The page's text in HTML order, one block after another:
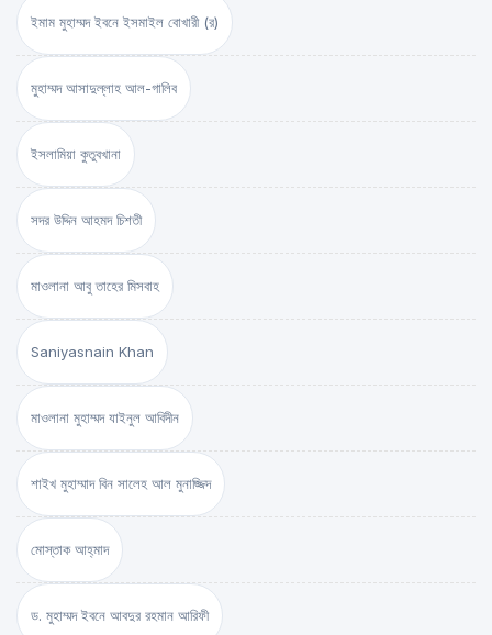
ইমাম মুহাম্মদ ইবনে ইসমাইল বোখারী (র)
মুহাম্মদ আসাদুল্লাহ আল-গালিব
ইসলামিয়া কুতুবখানা
সদর উদ্দিন আহমদ চিশতী
মাওলানা আবু তাহের মিসবাহ
Saniyasnain Khan
মাওলানা মুহাম্মদ যাইনুল আবিদীন
শাইখ মুহাম্মাদ বিন সালেহ আল মুনাজ্জিদ
মোস্তাক আহ্‌মাদ
ড. মুহাম্মদ ইবনে আবদুর রহমান আরিফী